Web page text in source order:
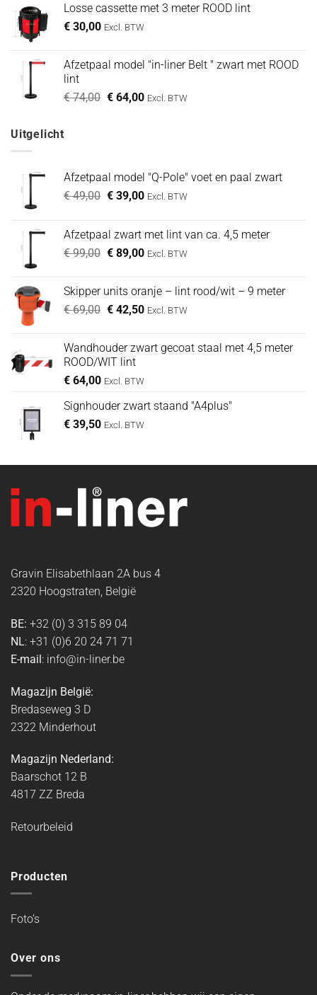
€ 49,00.€ 39,00.
Losse cassette met 3 meter ROOD lint
€ 30,00 Excl. BTW
Afzetpaal model "in-liner Belt " zwart met ROOD
lint
€74,00 Oorspronkelijke
€64,00Huidige
Excl. BTW
Uitgelicht
Afzetpaal model "Q-Pole" voet en paal zwart
€49,00 Oorspronkelijke
€ 49,00.
€39,00Huidige
€ 39,00.
Excl. BTW
Afzetpaal zwart met lint van ca. 4,5 meter
€99,00 Oorspronkelijke
€ 99,00.
€89,00Huidige
€ 89,00.
Excl. BTW
Skipper units oranje – lint rood/wit – 9 meter
€69,00 Oorspronkelijke
€ 69,00.
€42,50Huidige
€ 42,50.
Excl. BTW
Wandhouder zwart gecoat staal met 4,5 meter
ROOD/WIT lint
€ 64,00 Excl. BTW
Signhouder zwart staand "A4plus"
€ 39,50 Excl. BTW
Gravin Elisabethlaan 2A bus 4
2320 Hoogstraten, België
BE: +32 (0) 3 315 89 04
NL: +31 (0)6 20 24 71 71
E-mail: info@in-liner.be
Magazijn België:
Bredaseweg 3 D
2322 Minderhout
Magazijn Nederland:
Baarschot 12 B
4817 ZZ Breda
Retourbeleid
Producten
Foto’s
Over ons